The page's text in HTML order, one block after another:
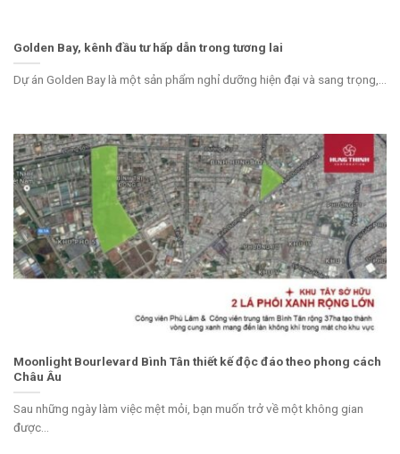
Golden Bay, kênh đầu tư hấp dẫn trong tương lai
Dự án Golden Bay là một sản phẩm nghỉ dưỡng hiện đại và sang trọng,...
Moonlight Bourlevard Bình Tân thiết kế độc đáo theo phong cách
Châu Âu
Sau những ngày làm việc mệt mỏi, bạn muốn trở về một không gian
được...